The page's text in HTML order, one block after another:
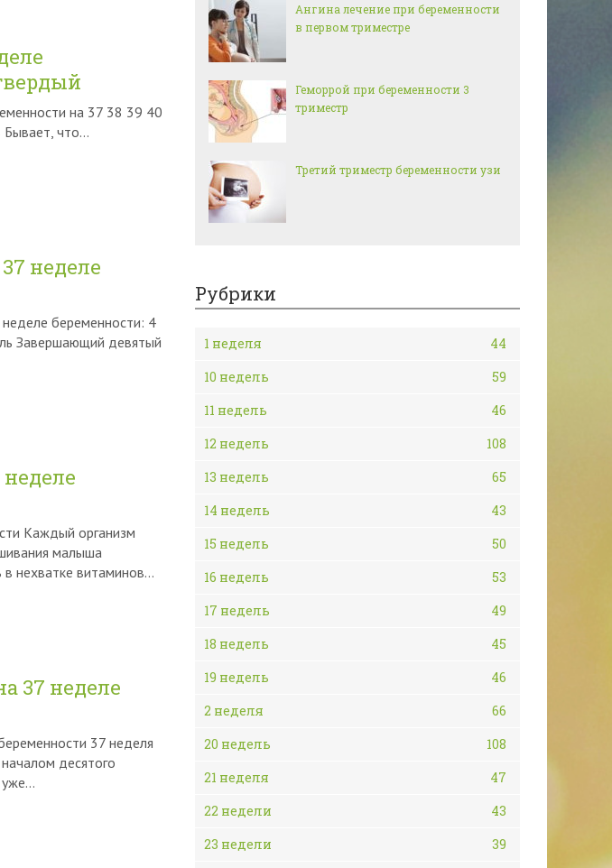
на 37 38 39 40
что…
неделе
беременности: 4
Завершающий девятый
Каждый организм
малыша
нехватке витаминов…
37 неделе
37 неделя
десятого
уже…
Ангина лечение при беременности
в первом триместре
Геморрой при беременности 3
триместр
Третий триместр беременности узи
Рубрики
1 неделя
44
10 недель
59
11 недель
46
12 недель
108
13 недель
65
14 недель
43
15 недель
50
16 недель
53
17 недель
49
18 недель
45
19 недель
46
2 неделя
66
20 недель
108
21 неделя
47
22 недели
43
23 недели
39